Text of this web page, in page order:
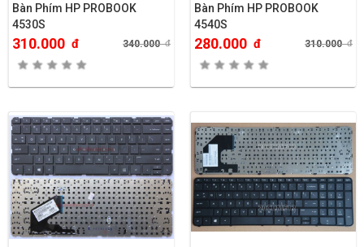
Bàn Phím HP PROBOOK
4530S
310.000 đ 340.000đ
Bàn Phím HP PROBOOK
4540S
280.000 đ 310.000đ